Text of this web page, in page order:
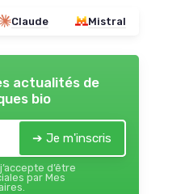
Claude Mistral
actualités de
bio
➔ Je m'inscris
d’être
par Mes